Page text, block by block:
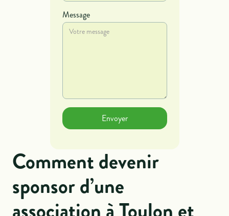
Message
Comment devenir
sponsor d’une